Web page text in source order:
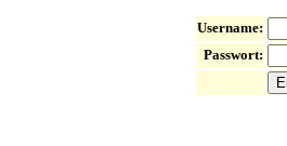
Username:
Passwort: